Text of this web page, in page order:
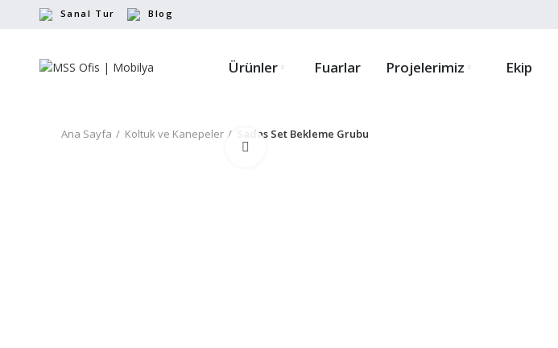
Sanal Tur Blog
Ürünler Fuarlar Projelerimiz Ekip
Ana Sayfa Koltuk ve Kanepeler
Sadas Set Bekleme Grubu